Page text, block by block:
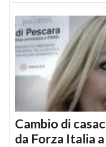
Cambio di
da Forza Italia